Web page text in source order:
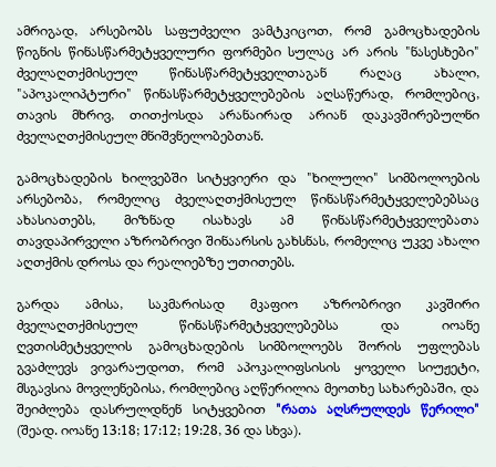
ამრიგად, არსებობს საფუძველი ვამტკიცოთ, რომ გამოცხადების
წიგნის წინასწარმეტყველური ფორმები სულაც არ არის "ნასესხები"
ძველაღთქმისეულ წინასწარმეტყველთაგან რაღაც ახალი,
"აპოკალიპტური" წინასწარმეტყველებების აღსაწერად, რომლებიც,
თავის მხრივ, თითქოსდა არანაირად არიან დაკავშირებულნი
ძველაღთქმისეულ მნიშვნელობებთან.
გამოცხადების ხილვებში სიტყვიერი და "ხილული" სიმბოლოების
არსებობა, რომელიც ძველაღთქმისეულ წინასწარმეტყველებებსაც
ახასიათებს, მიზნად ისახავს ამ წინასწარმეტყველებათა
თავდაპირველი აზრობრივი შინაარსის გახსნას, რომელიც უკვე ახალი
აღთქმის დროსა და რეალიებზე უთითებს.
გარდა ამისა, საკმარისად მკაფიო აზრობრივი კავშირი
ძველაღთქმისეულ წინასწარმეტყველებებსა და იოანე
ღვთისმეტყველის გამოცხადების სიმბოლოებს შორის უფლებას
გვაძლევს ვივარაუდოთ, რომ აპოკალიფსისის ყოველი სიუჟეტი,
მსგავსია მოვლენებისა, რომლებიც აღწერილია მეოთხე სახარებაში, და
შეიძლება დასრულდნენ სიტყვებით "რათა აღსრულდეს წერილი"
(შეად. იოანე 13:18; 17:12; 19:28, 36 და სხვა).